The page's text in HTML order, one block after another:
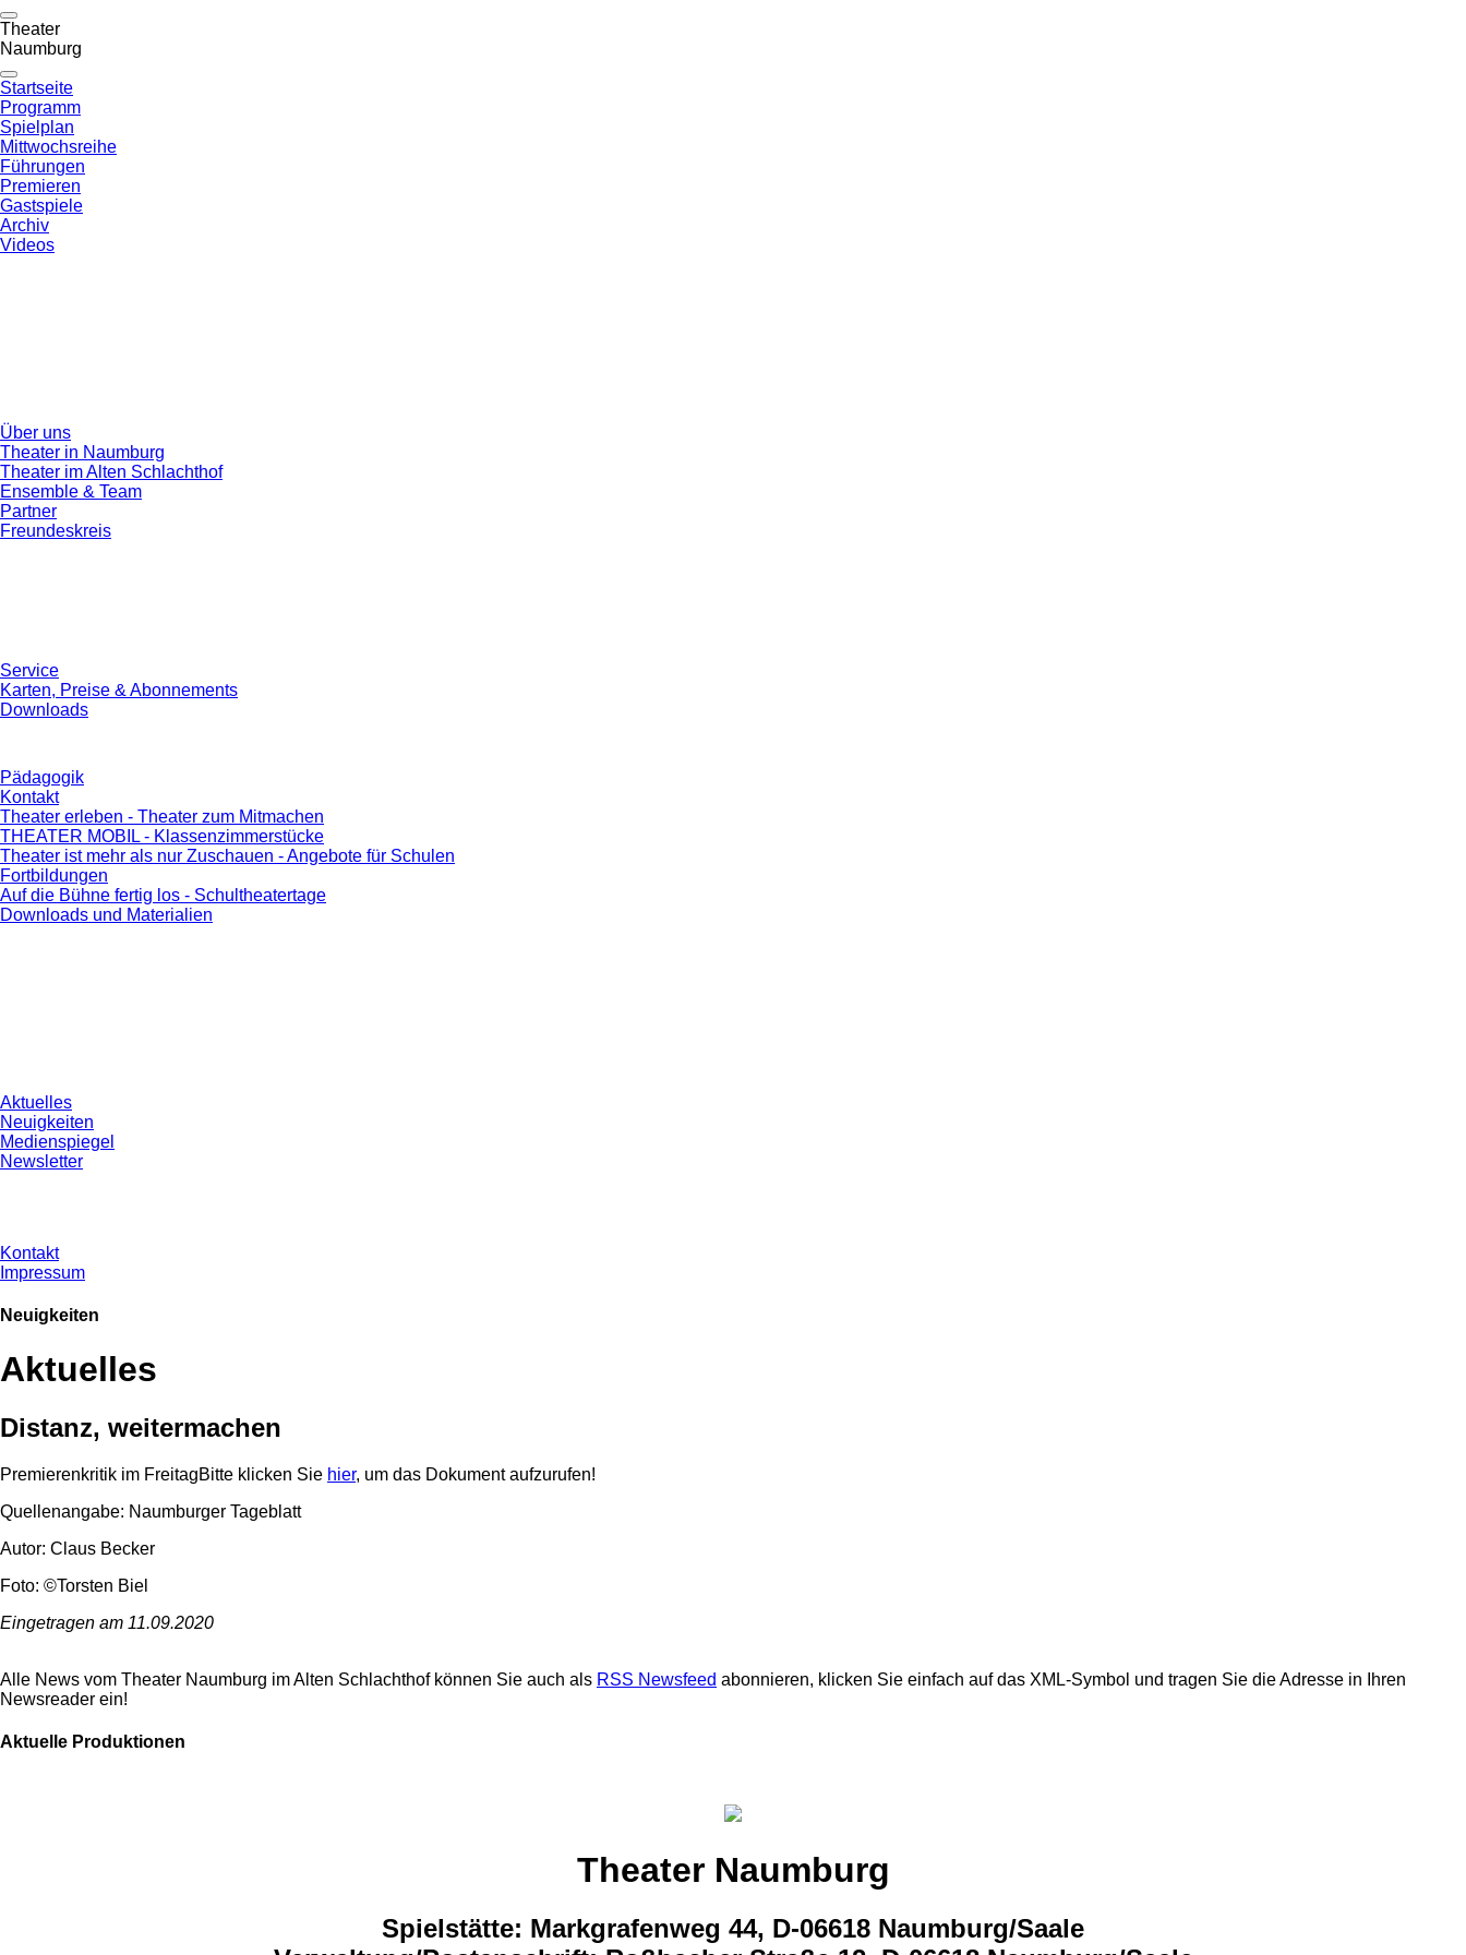
Theater
Naumburg
Startseite
Programm
Spielplan
Mittwochsreihe
Führungen
Premieren
Gastspiele
Archiv
Videos
Über uns
Theater in Naumburg
Theater im Alten Schlachthof
Ensemble & Team
Partner
Freundeskreis
Service
Karten, Preise & Abonnements
Downloads
Pädagogik
Kontakt
Theater erleben - Theater zum Mitmachen
THEATER MOBIL - Klassenzimmerstücke
Theater ist mehr als nur Zuschauen - Angebote für Schulen
Fortbildungen
Auf die Bühne fertig los - Schultheatertage
Downloads und Materialien
Aktuelles
Neuigkeiten
Medienspiegel
Newsletter
Kontakt
Impressum
Neuigkeiten
Aktuelles
Distanz, weitermachen
Premierenkritik im FreitagBitte klicken Sie hier, um das Dokument aufzurufen!
Quellenangabe: Naumburger Tageblatt
Autor: Claus Becker
Foto: ©Torsten Biel
Eingetragen am 11.09.2020
Alle News vom Theater Naumburg im Alten Schlachthof können Sie auch als RSS Newsfeed abonnieren, klicken Sie einfach auf das XML-Symbol und tragen Sie die Adresse in Ihren
Newsreader ein!
Aktuelle Produktionen
Theater Naumburg
Spielstätte: Markgrafenweg 44, D-06618 Naumburg/Saale